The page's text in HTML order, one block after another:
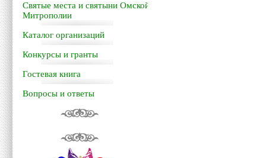
Святые места и святыни Омской
Митрополии
Каталог организаций
Конкурсы и гранты
Гостевая книга
Вопросы и ответы